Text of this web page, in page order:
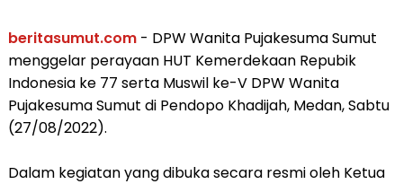
beritasumut.com- DPW Wanita Pujakesuma Sumut
menggelar perayaan HUT Kemerdekaan Repubik
Indonesia ke 77 serta Muswil ke-V DPW Wanita
Pujakesuma Sumut di Pendopo Khadijah, Medan, Sabtu
(27/08/2022).
Dalam kegiatan yang dibuka secara resmi oleh Ketua